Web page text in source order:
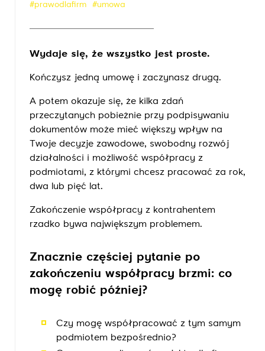
#prawodlafirm #umowa
Wydaje się, że wszystko jest proste.
Kończysz jedną umowę i zaczynasz drugą.
A potem okazuje się, że kilka zdań
przeczytanych pobieżnie przy podpisywaniu
dokumentów może mieć większy wpływ na
Twoje decyzje zawodowe, swobodny rozwój
działalności i możliwość współpracy z
podmiotami, z którymi chcesz pracować za rok,
dwa lub pięć lat.
Zakończenie współpracy z kontrahentem
rzadko bywa największym problemem.
Znacznie częściej pytanie po
zakończeniu współpracy brzmi: co
mogę robić później?
Czy mogę współpracować z tym samym
podmiotem bezpośrednio?